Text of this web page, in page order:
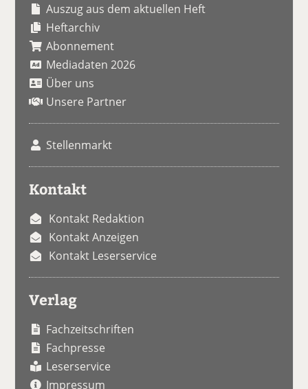
Auszug aus dem aktuellen Heft
Heftarchiv
Abonnement
Mediadaten 2026
Über uns
Unsere Partner
Stellenmarkt
Kontakt
Kontakt Redaktion
Kontakt Anzeigen
Kontakt Leserservice
Verlag
Fachzeitschriften
Fachpresse
Leserservice
Impressum